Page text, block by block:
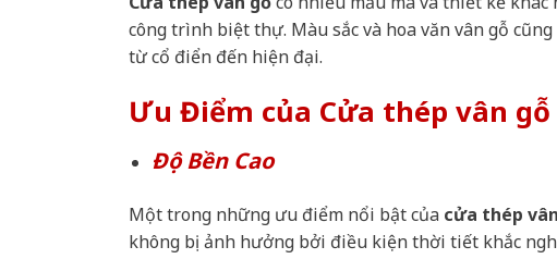
công trình biệt thự. Màu sắc và hoa văn vân gỗ
từ cổ điển đến hiện đại.
Ưu Điểm của Cửa thép vân gỗ
Độ Bền Cao
Một trong những ưu điểm nổi bật của cửa thép
không bị ảnh hưởng bởi điều kiện thời tiết khắc